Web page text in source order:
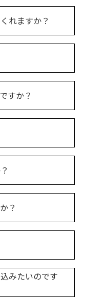
れますか？
すか？
？
みたいのです